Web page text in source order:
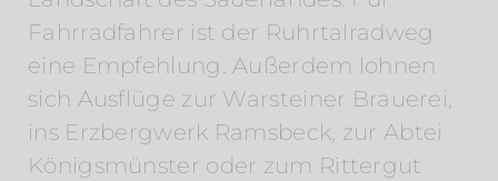
Fahrradfahrer ist der Ruhrtalradweg
eine Empfehlung. Außerdem lohnen
sich Ausflüge zur Warsteiner Brauerei,
ins Erzbergwerk Ramsbeck, zur Abtei
Königsmünster oder zum Rittergut